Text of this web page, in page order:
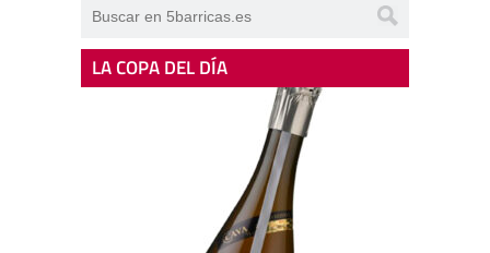
LA COPA DEL DÍA